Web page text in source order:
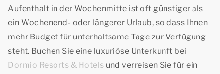
Aufenthalt in der Wochenmitte ist oft günstiger als
ein Wochenend- oder längerer Urlaub, so dass Ihnen
mehr Budget für unterhaltsame Tage zur Verfügung
steht. Buchen Sie eine luxuriöse Unterkunft bei
Dormio Resorts & Hotels und verreisen Sie für ein